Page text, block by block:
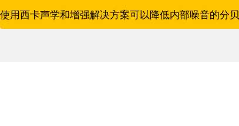
使用西卡声学和增强解决方案可以降低内部噪音的分贝